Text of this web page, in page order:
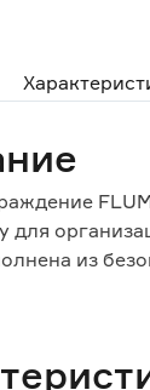
для
из
профиль,